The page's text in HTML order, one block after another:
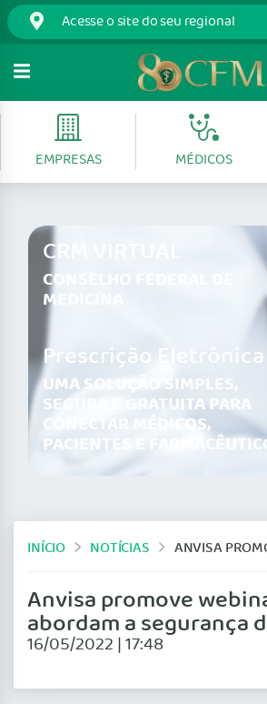
EMPRESAS MÉDICOS
CRM VIRTUAL
CONSELHO FEDERAL DE
MEDICINA
Prescrição Eletrônica
UMA SOLUÇÃO SIMPLES,
SEGURA E GRATUITA PARA
CONECTAR MÉDICOS,
PACIENTES E
INÍCIO NOTÍCIAS ANVISA PROMOVE WEBINARES QUE
Anvisa promove
abordam a segurança
16/05/2022 | 17:48